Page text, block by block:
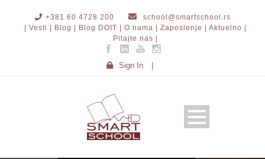
+381 60 4728 200
school@smartschool.rs
| Vesti |
Blog | Blog DOIT | O nama | Zaposlenje |
Aktuelno |
Pitajte nas |
Sign In